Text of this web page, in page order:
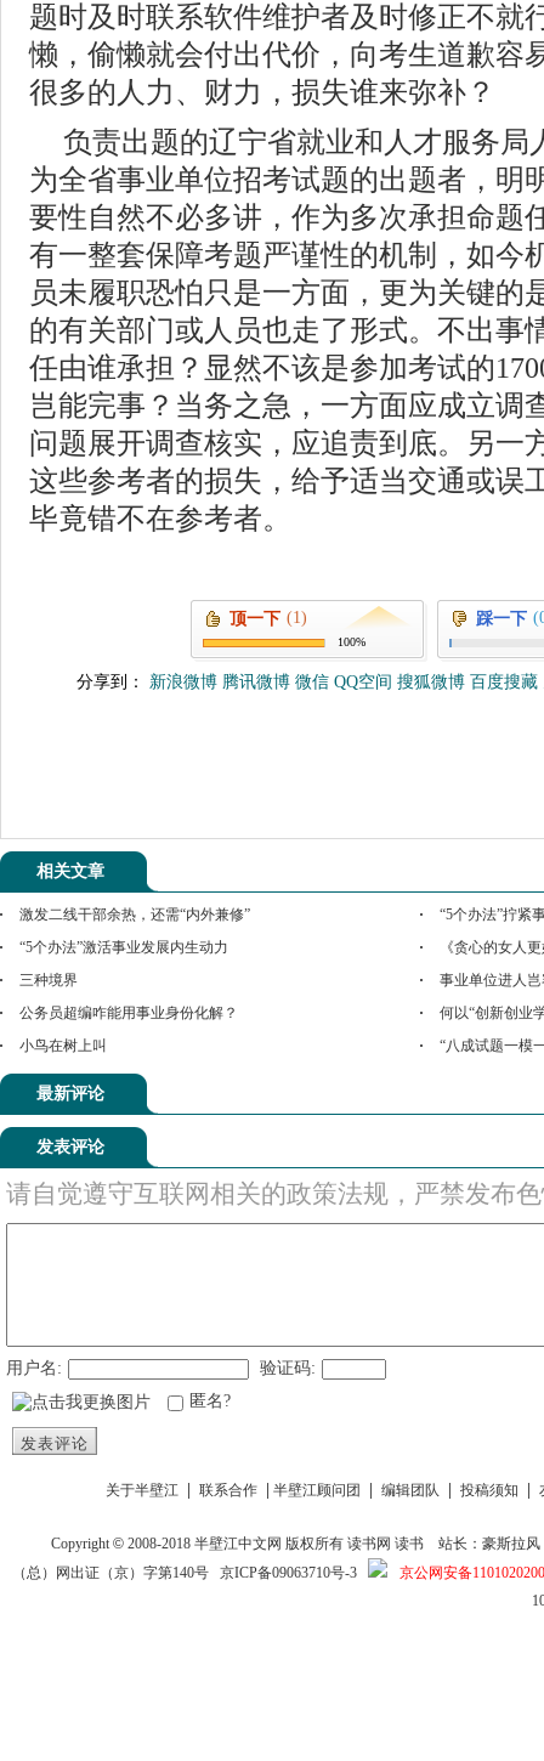
题时及时联系软件维护者及时修正不就
懒，偷懒就会付出代价，向考生道歉容
很多的人力、财力，损失谁来弥补？
负责出题的辽宁省就业和人才服务局
为全省事业单位招考试题的出题者，明
要性自然不必多讲，作为多次承担命题
有一整套保障考题严谨性的机制，如今
员未履职恐怕只是一方面，更为关键的
的有关部门或人员也走了形式。不出事
任由谁承担？显然不该是参加考试的
岂能完事？当务之急，一方面应成立调
问题展开调查核实，应追责到底。另一
这些参考者的损失，给予适当交通或误
毕竟错不在参考者。
顶一下 (1)
100%
踩一下
分享到： 新浪微博 腾讯微博 微信 QQ空间 搜狐微博 百度搜藏
相关文章
激发二线干部余热，还需“内外兼修”
“5个办法”拧紧
“5个办法”激活事业发展内生动力
《贪心的女人
三种境界
事业单位进人
公务员超编咋能用事业身份化解？
何以“创新创业
小鸟在树上叫
“八成试题一模
最新评论
发表评论
请自觉遵守互联网相关的政策法规，严禁发布
用户名:
验证码:
匿名?
发表评论
关于半壁江 联系合作 半壁江顾问团 编辑团队 投稿须知
Copyright © 2008-2018半壁江中文网 版权所有读书网 读书
站长：豪斯拉风
（总）网出证（京）字第140号 京ICP备09063710号-3
京公网安备